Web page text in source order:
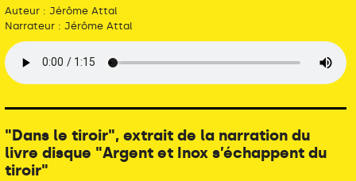
Auteur : Jérôme Attal
Narrateur : Jérôme Attal
"Dans le tiroir", extrait de la narration du
livre disque "Argent et Inox s’échappent du
tiroir"